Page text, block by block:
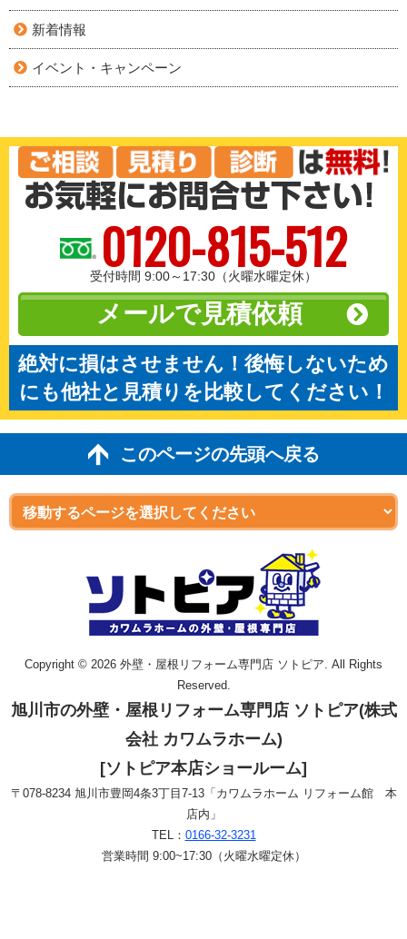
新着情報
イベント・キャンペーン
0120-815-512
受付時間 9:00～17:30（火曜水曜定休）
メールで見積依頼
絶対に損はさせません！後悔しないため
にも他社と見積りを比較してください！
このページの先頭へ戻る
Copyright © 2026 外壁・屋根リフォーム専門店 ソトピア. All Rights
Reserved.
旭川市の外壁・屋根リフォーム専門店 ソトピア(株式
会社 カワムラホーム)
[ソトピア本店ショールーム]
〒078-8234 旭川市豊岡4条3丁目7-13「カワムラホーム リフォーム館 本
店内」
TEL： 0166-32-3231
営業時間 9:00~17:30（火曜水曜定休）